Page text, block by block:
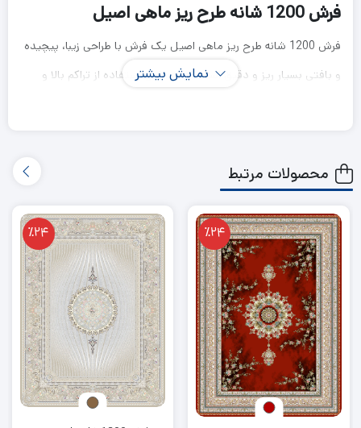
فرش 1200 شانه طرح ریز ماهی اصیل
فرش 1200 شانه طرح ریز ماهی اصیل یک فرش با طراحی زیبا، پیچیده
و بافتی بسیار ریز و دقیق است که به دلیل استفاده از تراکم بالا و
کیفیت بالا هستند، مناسب است.
تراکم 1200 شانه
فرش‌های 1200 شانه به‌دلیل بافت ریز و دقیق خود،
جزئیات طراحی را به‌خوبی نمایان می‌کنند و این تراکم بالا
باعث می‌شود که طرح‌های ریز و ظریف در فرش به
وضوح قابل مشاهده باشند.
این فرش‌ها به‌خاطر تراکم بالا بسیار نرم و لطیف هستند و
نمایش بیشتر
محصولات مرتبط
٪24 ٪24